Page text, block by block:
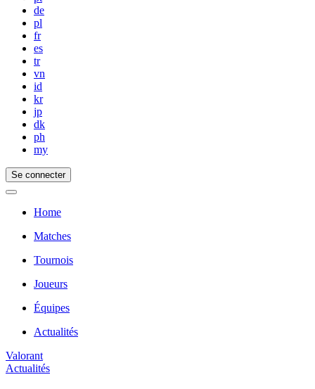
de
pl
fr
es
tr
vn
id
kr
jp
dk
ph
my
Se connecter
Home
Matches
Tournois
Joueurs
Équipes
Actualités
Valorant
Actualités